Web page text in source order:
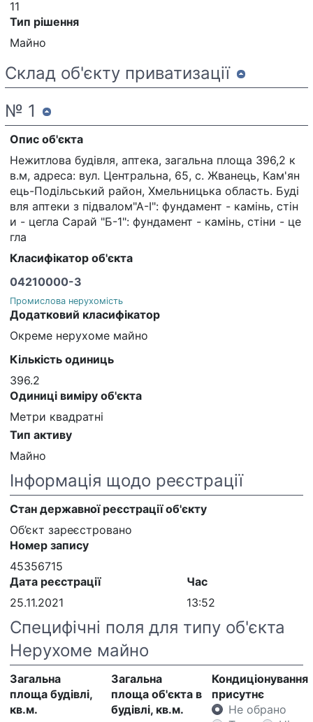
11
Тип рішення
Майно
Склад об'єкту приватизації
№ 1
Опис об'єкта
Нежитлова будівля, аптека, загальна площа 396,2 к
в.м, адреса: вул. Центральна, 65, с. Жванець, Кам'ян
ець-Подільський район, Хмельницька область. Буді
вля аптеки з підвалом"А-І": фундамент - камінь, стін
и - цегла Сарай "Б-1": фундамент - камінь, стіни - це
гла
Класифікатор об'єкта
04210000-3
Промислова нерухомість
Додатковий класифікатор
Окреме нерухоме майно
Кількість одиниць
396.2
Одиниці виміру об'єкта
Метри квадратні
Тип активу
Майно
Інформація щодо реєстрації
Стан державної реєстрації об'єкту
Об’єкт зареєстровано
Номер запису
45356715
Дата реєстрації
25.11.2021
Час
13:52
Специфічні поля для типу об'єкта
Нерухоме майно
Загальна
площа будівлі,
кв.м.
Загальна
площа об'єкта в
будівлі, кв.м.
Кондиціонування
присутнє
Не обрано